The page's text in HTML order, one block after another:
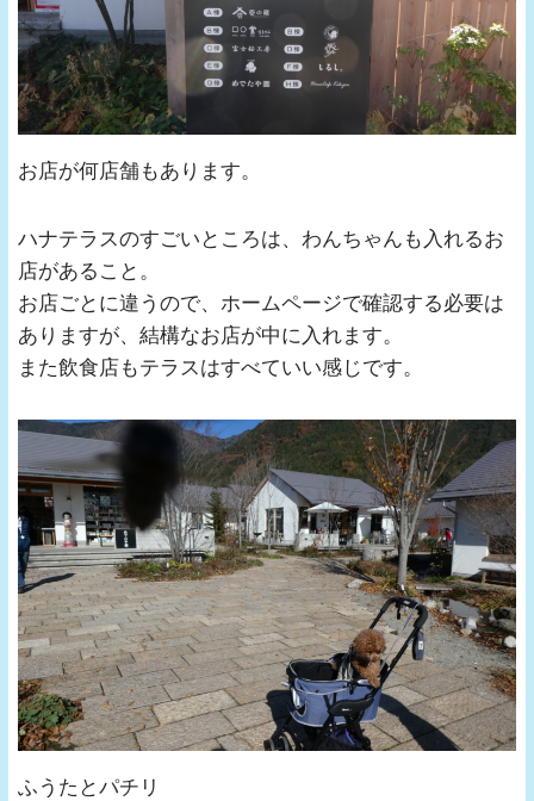
お店が何店舗もあります。
ハナテラスのすごいところは、わんちゃんも入れるお
店があること。
お店ごとに違うので、ホームページで確認する必要は
ありますが、結構なお店が中に入れます。
また飲食店もテラスはすべていい感じです。
ふうたとパチリ